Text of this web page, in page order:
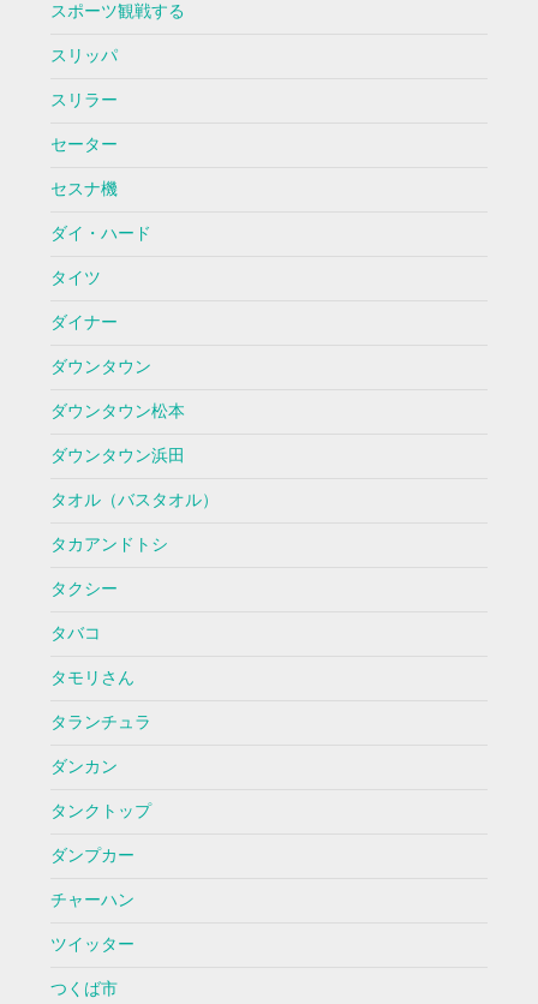
スポーツ観戦する
スリッパ
スリラー
セーター
セスナ機
ダイ・ハード
タイツ
ダイナー
ダウンタウン
ダウンタウン松本
ダウンタウン浜田
タオル（バスタオル）
タカアンドトシ
タクシー
タバコ
タモリさん
タランチュラ
ダンカン
タンクトップ
ダンプカー
チャーハン
ツイッター
つくば市